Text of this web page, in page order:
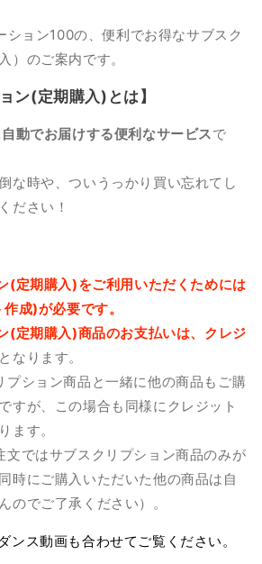
ション100の、便利でお得なサブスク
）のご案内です。
ン(定期購入)とは】
自動でお届けする便利なサービスで
な時や、ついうっかり買い忘れてし
ださい！
(定期購入)をご利用いただくためには
成)が必要です。
(定期購入)商品のお支払いは、クレジ
となります。
プション商品と一緒に他の商品もご購
すが、この場合も同様にクレジット
ます。
文ではサブスクリプション商品のみが
時にご購入いただいた他の商品は自
のでご了承ください）。
ス動画も合わせてご覧ください。